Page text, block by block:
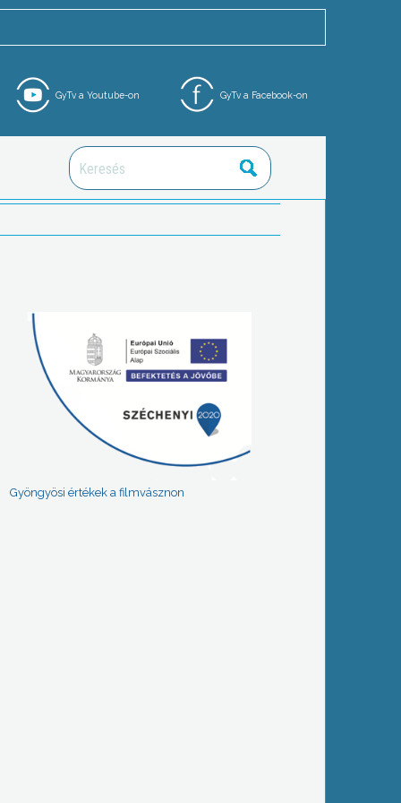
GyTv a Facebook-on
GyTv a Youtube-on
Gyöngyösi értékek a filmvásznon